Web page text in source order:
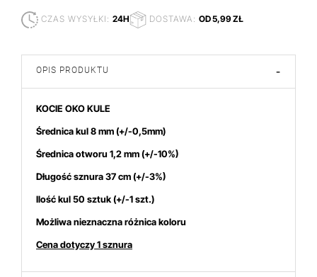
CZAS WYSYŁKI: 24H DOSTAWA: OD 5,99 ZŁ
OPIS PRODUKTU -
KOCIE OKO KULE
Średnica kul 8 mm(+/-0,5mm)
Średnica otworu 1,2 mm (+/-10%)
Długość sznura 37 cm (+/-3%)
Ilość kul 50 sztuk (+/-1 szt.)
Możliwa nieznaczna różnica koloru
Cena dotyczy 1 sznura